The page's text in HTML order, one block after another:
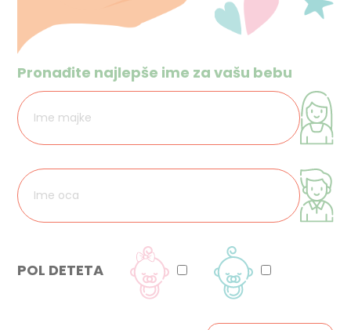
Pronađite najlepše ime za vašu bebu
POL DETETA